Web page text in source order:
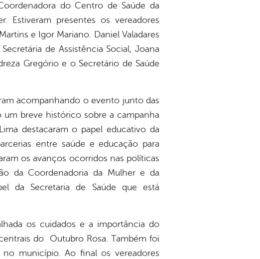
do Centro de Saúde da
Estiveram presentes os vereadores
e Igor Mariano. Daniel Valadares
de Assistência Social, Joana
Gregório e o Secretário de Saúde
acompanhando o evento junto das
um breve histórico sobre a campanha
destacaram o papel educativo da
entre saúde e educação para
os avanços ocorridos nas políticas
da Coordenadoria da Mulher e da
da Secretaria de Saúde que está
os cuidados e a importância do
do Outubro Rosa. Também foi
município. Ao final os vereadores